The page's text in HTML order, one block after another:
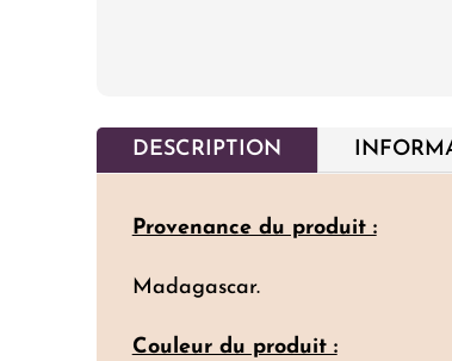
DESCRIPTION
Provenance du produit :
Madagascar.
Couleur du produit :